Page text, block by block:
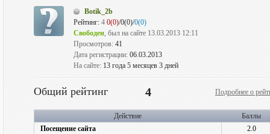
Botik_2b
Рейтинг: 4 0(0)/0(0)/0(0)
Свободен, был на сайте 13.03.2013 12:11
Просмотров: 41
Дата регистрации: 06.03.2013
На сайте: 13 года 5 месяцев 3 дней
Общий рейтинг 4 Подробнее о
Действие
Баллы
Посещение сайта
2.0